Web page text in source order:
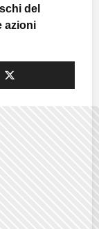
del
azioni